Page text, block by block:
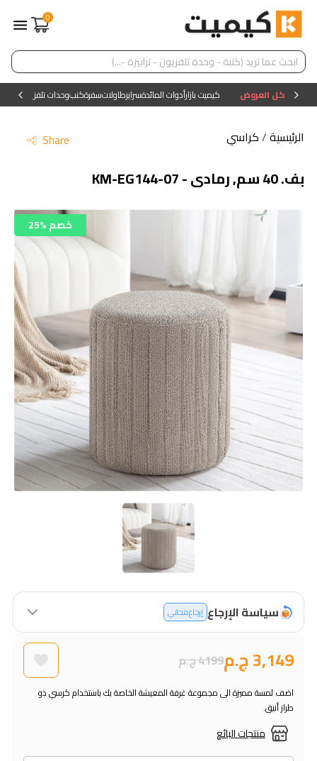
0
كل العروض كيميت بازارأدوات المائدةسرايرطاولاتسفرةكنبوحدات تلفزيون
الرئيسية/كراسي Share
بف. 40 سم, رمادى - KM-EG144-07
25% خصم
سياسة الإرجاع إرجاع مجاني
3,149 ج.م 4199 ج.م
منتجات البائع
اضف لمسة مميزة الى مجموعة غرفة المعيشة الخاصة بك باستخدام كرسي ذو
طراز أنيق.